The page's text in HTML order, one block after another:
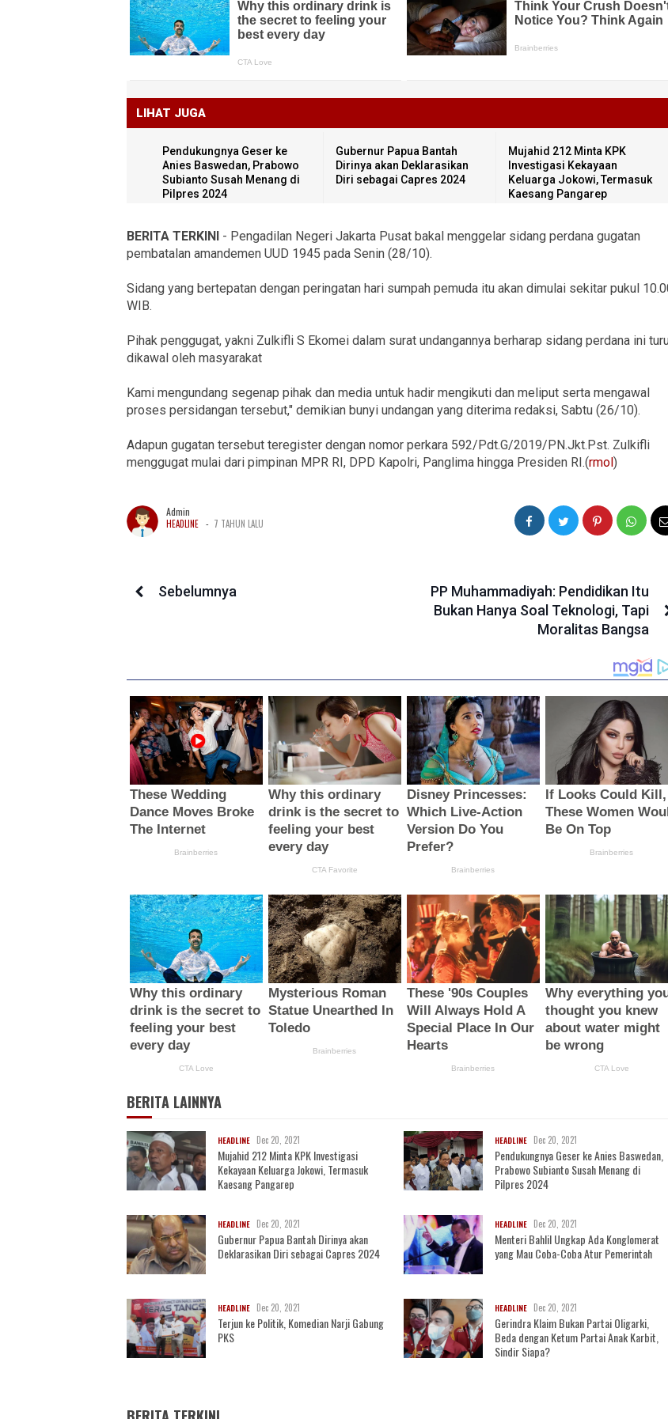
LIHAT JUGA
Pendukungnya Geser ke
Anies Baswedan, Prabowo
Subianto Susah Menang di
Pilpres 2024
Gubernur Papua Bantah
Dirinya akan Deklarasikan
Diri sebagai Capres 2024
Mujahid 212 Minta KPK
Investigasi Kekayaan
Keluarga Jokowi, Termasuk
Kaesang Pangarep
BERITA TERKINI - Pengadilan Negeri Jakarta Pusat bakal menggelar sidang perdana gugatan
pembatalan amandemen UUD 1945 pada Senin (28/10).
Sidang yang bertepatan dengan peringatan hari sumpah pemuda itu akan dimulai sekitar pukul
WIB.
Pihak penggugat, yakni Zulkifli S Ekomei dalam surat undangannya berharap sidang perdana ini
dikawal oleh masyarakat
Kami mengundang segenap pihak dan media untuk hadir mengikuti dan meliput serta mengawal
proses persidangan tersebut," demikian bunyi undangan yang diterima redaksi, Sabtu (26/10).
Adapun gugatan tersebut teregister dengan nomor perkara 592/Pdt.G/2019/PN.Jkt.Pst. Zulkifli
menggugat mulai dari pimpinan MPR RI, DPD Kapolri, Panglima hingga Presiden RI.(rmol)
Admin
HEADLINE - 7 TAHUN LALU
Sebelumnya
PP Muhammadiyah: Pendidikan Itu
Bukan Hanya Soal Teknologi, Tapi
Moralitas Bangsa
BERITA LAINNYA
HEADLINE Dec 20, 2021
Mujahid 212 Minta KPK Investigasi
Kekayaan Keluarga Jokowi, Termasuk
Kaesang Pangarep
HEADLINE Dec 20, 2021
Pendukungnya Geser ke Anies Baswedan,
Prabowo Subianto Susah Menang di
Pilpres 2024
HEADLINE Dec 20, 2021
Gubernur Papua Bantah Dirinya akan
Deklarasikan Diri sebagai Capres 2024
HEADLINE Dec 20, 2021
Menteri Bahlil Ungkap Ada Konglomerat
yang Mau Coba-Coba Atur Pemerintah
HEADLINE Dec 20, 2021
Terjun ke Politik, Komedian Narji Gabung
PKS
HEADLINE Dec 20, 2021
Gerindra Klaim Bukan Partai Oligarki,
Beda dengan Ketum Partai Anak Karbit,
Sindir Siapa?